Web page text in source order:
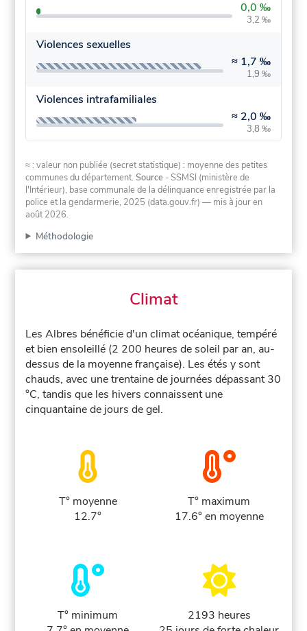
0,0 ‰
3,2 ‰
Violences sexuelles
≈ 1,7 ‰
1,9 ‰
Violences intrafamiliales
≈ 2,0 ‰
3,8 ‰
≈ : valeur non publiée (secret statistique) : moyenne des petites
communes du département.Source - SSMSI (ministère de
l'Intérieur), base communale de la délinquance enregistrée par la
police et la gendarmerie, 2025 (data.gouv.fr) — mis à jour en
août 2026.
Méthodologie
Climat
Les Albres bénéficie d'un climat océanique, tempéré
et bien ensoleillé (2 200 heures de soleil par an, au-
dessus de la moyenne française). Les étés y sont
chauds, avec une trentaine de journées dépassant 30
°C, tandis que les hivers connaissent une
cinquantaine de jours de gel.
T° moyenne
12.7°
T° maximum
17.6° en moyenne
T° minimum
2193 heures